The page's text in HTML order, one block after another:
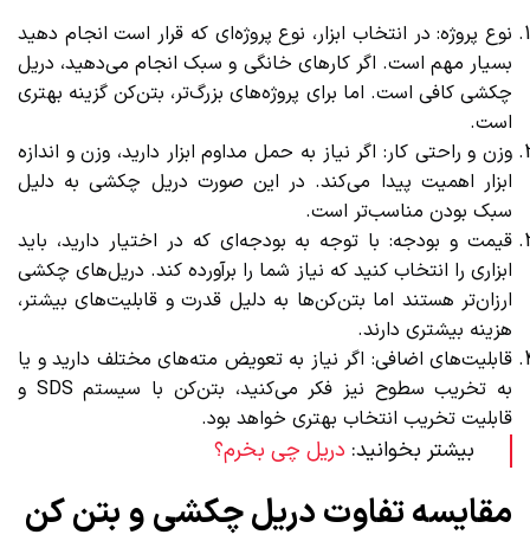
نوع پروژه: در انتخاب ابزار، نوع پروژه‌ای که قرار است انجام دهید
بسیار مهم است. اگر کارهای خانگی و سبک انجام می‌دهید، دریل
چکشی کافی است. اما برای پروژه‌های بزرگ‌تر، بتن‌کن گزینه بهتری
است.
وزن و راحتی کار: اگر نیاز به حمل مداوم ابزار دارید، وزن و اندازه
ابزار اهمیت پیدا می‌کند. در این صورت دریل چکشی به دلیل
سبک بودن مناسب‌تر است.
قیمت و بودجه: با توجه به بودجه‌ای که در اختیار دارید، باید
ابزاری را انتخاب کنید که نیاز شما را برآورده کند. دریل‌های چکشی
ارزان‌تر هستند اما بتن‌کن‌ها به دلیل قدرت و قابلیت‌های بیشتر،
هزینه بیشتری دارند.
قابلیت‌های اضافی: اگر نیاز به تعویض مته‌های مختلف دارید و یا
به تخریب سطوح نیز فکر می‌کنید، بتن‌کن با سیستم SDS و
قابلیت تخریب انتخاب بهتری خواهد بود.
بیشتر بخوانید: دریل چی بخرم؟
مقایسه تفاوت دریل چکشی و بتن کن